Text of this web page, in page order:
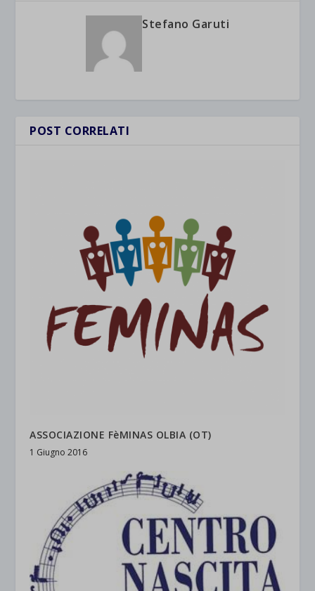
Stefano Garuti
POST CORRELATI
ASSOCIAZIONE FèMINAS OLBIA (OT)
1 Giugno 2016